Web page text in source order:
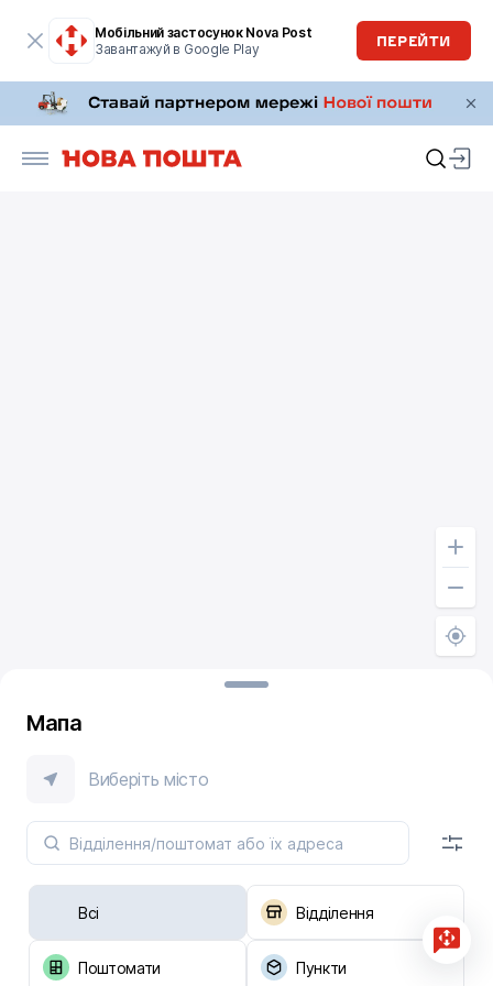
Мобільний застосунок Nova Post
Завантажуй в Google Play
ПЕРЕЙТИ
Мапа
Виберіть місто
Всі Відділення
Поштомати Пункти